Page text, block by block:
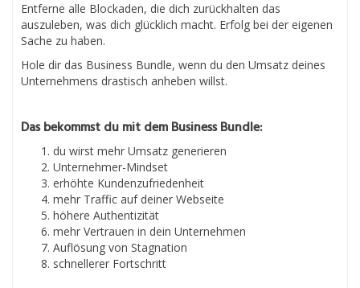
Entferne alle Blockaden, die dich zurückhalten das
auszuleben, was dich glücklich macht. Erfolg bei der eigenen
Sache zu haben.
Hole dir das Business Bundle, wenn du den Umsatz deines
Unternehmens drastisch anheben willst.
Das bekommst du mit dem Business Bundle:
du wirst mehr Umsatz generieren
Unternehmer-Mindset
erhöhte Kundenzufriedenheit
mehr Traffic auf deiner Webseite
höhere Authentizität
mehr Vertrauen in dein Unternehmen
Auflösung von Stagnation
schnellerer Fortschritt